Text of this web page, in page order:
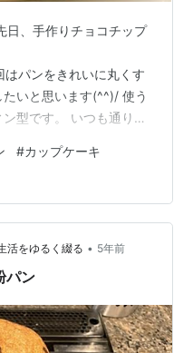
日、手作りチョコチップ
パンをきれいに丸くす
いと思います(^^)/ 使う
型です。 いつも通りに
ム ③生地を丸め直して
二次発酵が終わりま
オーブンに入れる前に
れいに焼けました✨ カッ
当のおかず入れのカップ
#カップケーキ
活をゆるく綴る • 5年前
パン